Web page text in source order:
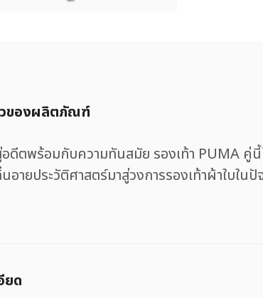
วของผลิตภัณฑ์
อดีตพร้อมกับความทันสมัย รองเท้า
อายประวัติศาสตร์มาสู่วงการรองเท้าผ้าใบใ
ยด